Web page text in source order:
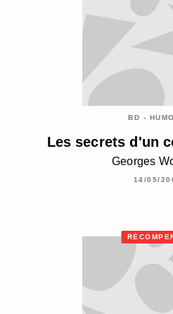
BD -
Les secrets d'un
Georges
14/05/